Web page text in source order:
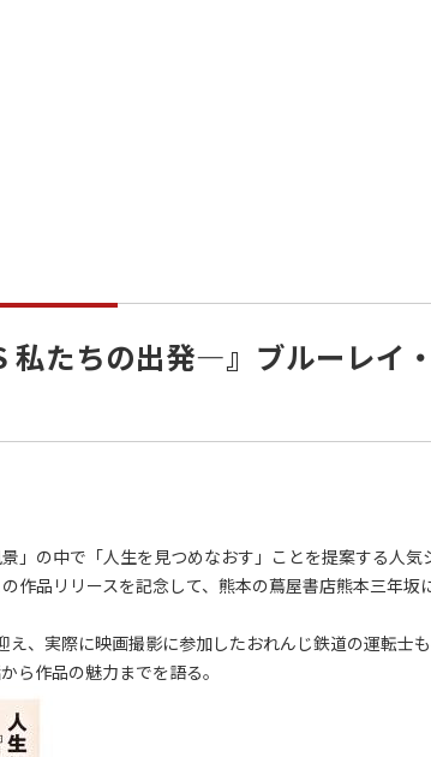
私たちの出発―』ブルーレイ
」の中で「人生を見つめなおす」ことを提案する人気
作品リリースを記念して、熊本の蔦屋書店熊本三年坂
、実際に映画撮影に参加したおれんじ鉄道の運転士
ら作品の魅力までを語る。